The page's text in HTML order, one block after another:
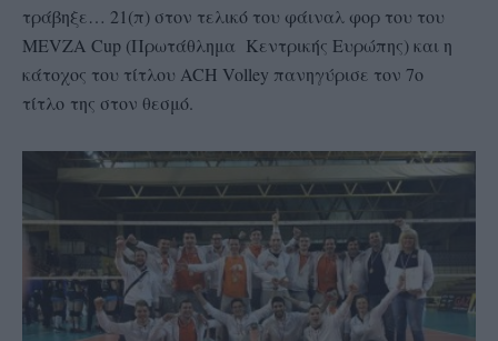
τράβηξε… 21(π) στον τελικό του φάιναλ φορ του του
MEVZA Cup (Πρωτάθλημα Κεντρικής Ευρώπης) και η
κάτοχος του τίτλου ACH Volley πανηγύρισε τον 7ο
τίτλο της στον θεσμό.